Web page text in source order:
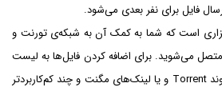
فایل برای نفر بعدی می‌شود.
است که شما به کمک آن به شبکه‌ی تورنت و
می‌شوید. برای اضافه کردن فایل‌ها به لیست
دانلود، می‌توان از فایلی با پسوند Torrent و یا لینک‌های مگنت و چند کم‌کاربردتر